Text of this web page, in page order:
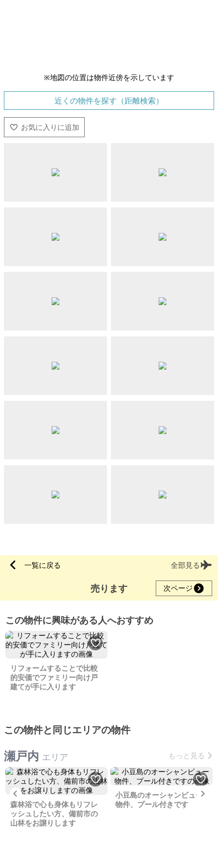
※地図の位置は物件近傍を示しています
近くの物件を探す（距離検索）
一覧に戻る 全部見る
売ります 次ページ
この物件に興味がある人へおすすめ
リフォームすることで比較
的安価でファミリー向け戸
建てが手に入ります
この物件と同じエリアの物件
瀬戸内 エリア もっと見る
Previous
森林浴で心も身体もリフレ
ッシュしたい方、備前市の
山林をお譲りします
小豆島のオーシャンビュー
物件、プール付きです